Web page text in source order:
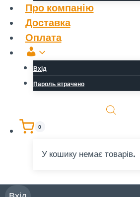
Про компанію
Доставка
Оплата
Обліковий
запис
Вхід
Пароль втрачено
0
У кошику немає товарів.